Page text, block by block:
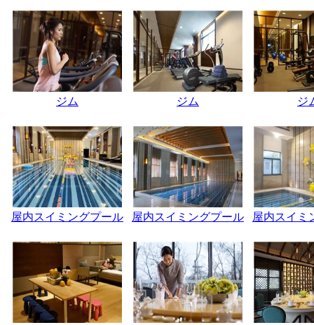
ジム ジム ジ
屋内スイミングプール 屋内スイミングプール 屋内スイミ